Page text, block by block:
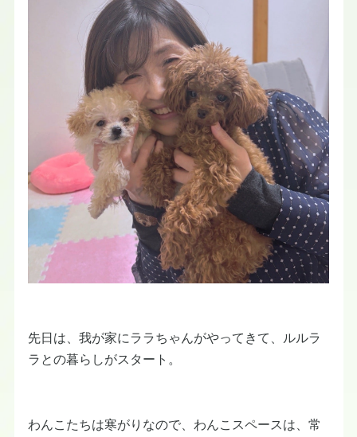
先日は、我が家にララちゃんがやってきて、ルルラ
ラとの暮らしがスタート。
わんこたちは寒がりなので、わんこスペースは、常